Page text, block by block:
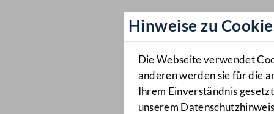
Hinweise zu
Die Webseite verwendet
anderen werden sie für die
Ihrem Einverständnis
unserem